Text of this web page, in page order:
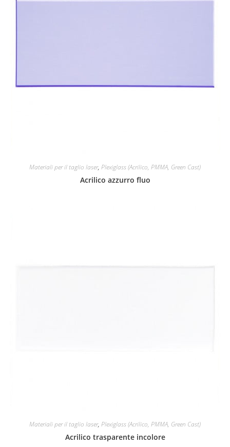
Materiali per il taglio laser, Plexiglass (Acrilico, PMMA, Green Cast)
Acrilico azzurro fluo
Materiali per il taglio laser, Plexiglass (Acrilico, PMMA, Green Cast)
Acrilico trasparente incolore